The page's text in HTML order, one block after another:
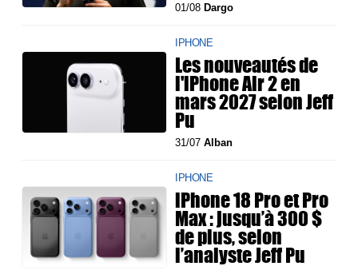
01/08 Dargo
IPHONE
Les nouveautés de
l'iPhone Air 2 en
mars 2027 selon Jeff
Pu
31/07Alban
IPHONE
iPhone 18 Pro et Pro
Max : jusqu’à 300 $
de plus, selon
l’analyste Jeff Pu